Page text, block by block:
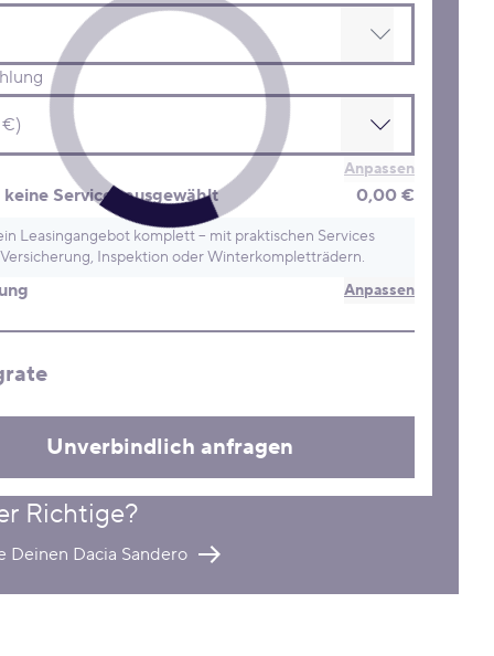
Anpassen
Services ausgewählt 0,00 €
Leasingangebot komplett – mit praktischen Services
Inspektion oder Winterkompletträdern.
Anpassen
Unverbindlich anfragen
Richtige?
Deinen Dacia Sandero